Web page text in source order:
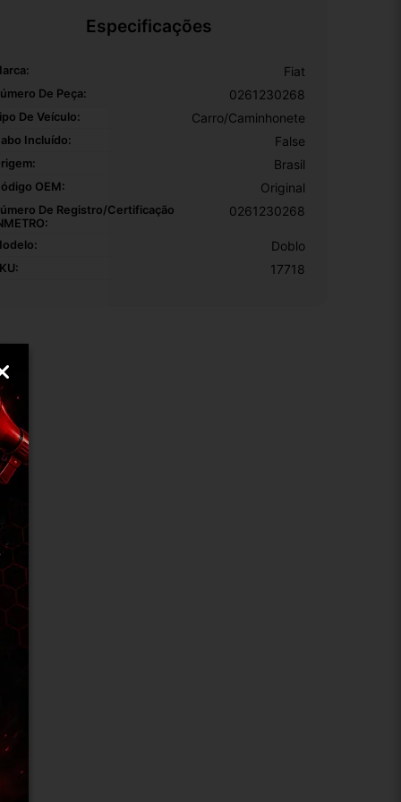
Especificações
Fiat
De Peça: 0261230268
De Veículo: Carro/Caminhonete
Incluído: False
Brasil
OEM: Original
De Registro/certificação
0261230268
Doblo
17718